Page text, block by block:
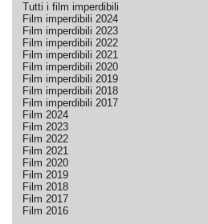
Tutti i film imperdibili
Film imperdibili 2024
Film imperdibili 2023
Film imperdibili 2022
Film imperdibili 2021
Film imperdibili 2020
Film imperdibili 2019
Film imperdibili 2018
Film imperdibili 2017
Film 2024
Film 2023
Film 2022
Film 2021
Film 2020
Film 2019
Film 2018
Film 2017
Film 2016